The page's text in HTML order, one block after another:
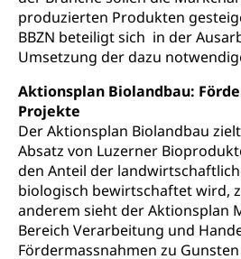
produzierten Produkten
BBZN beteiligt sich in der
Umsetzung der dazu
Aktionsplan Biolandbau:
Projekte
Der Aktionsplan Biolandbau
Absatz von Luzerner
den Anteil der
biologisch bewirtschaftet wird,
anderem sieht der Aktionsplan
Bereich Verarbeitung und
Fördermassnahmen zu